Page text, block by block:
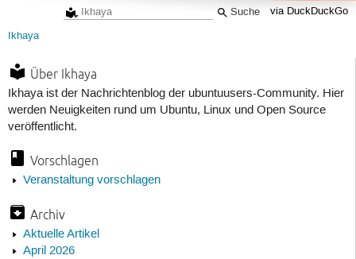
via DuckDuckGo
Ikhaya
Über Ikhaya
Ikhaya ist der Nachrichtenblog der ubuntuusers-Community. Hier
werden Neuigkeiten rund um Ubuntu, Linux und Open Source
veröffentlicht.
Vorschlagen
Veranstaltung vorschlagen
Archiv
Aktuelle Artikel
April 2026